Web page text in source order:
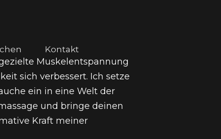
Kontakt
Muskelentspannung
sich verbessert. Ich setze
ein in eine Welt der
und bringe deinen
Kraft meiner